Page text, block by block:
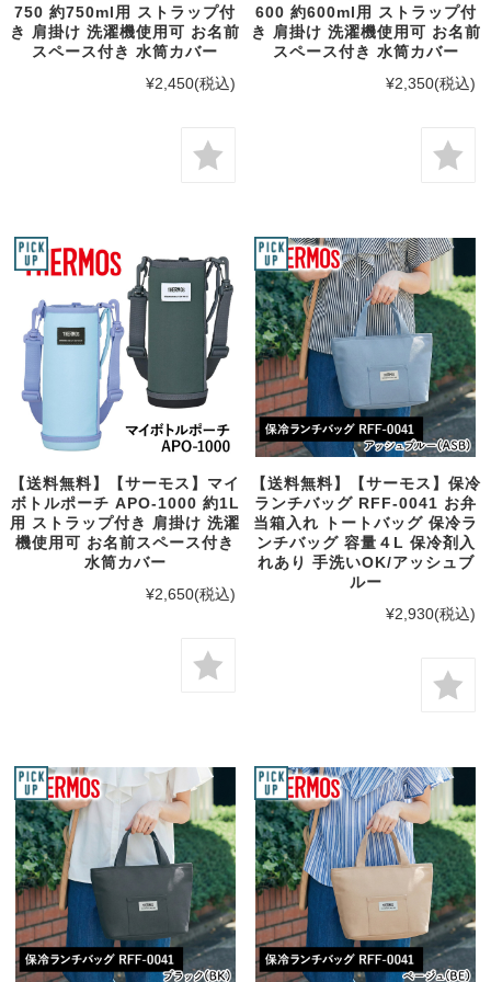
750 約750ml用 ストラップ付
き 肩掛け 洗濯機使用可 お名前
スペース付き 水筒カバー
¥2,450(税込)
600 約600ml用 ストラップ付
き 肩掛け 洗濯機使用可 お名前
スペース付き 水筒カバー
¥2,350(税込)
【送料無料】【サーモス】マイ
ボトルポーチ APO-1000 約1L
用 ストラップ付き 肩掛け 洗濯
機使用可 お名前スペース付き
水筒カバー
¥2,650(税込)
【送料無料】【サーモス】保冷
ランチバッグ RFF-0041 お弁
当箱入れ トートバッグ 保冷ラ
ンチバッグ 容量４L 保冷剤入
れあり 手洗いOK/アッシュブ
ルー
¥2,930(税込)